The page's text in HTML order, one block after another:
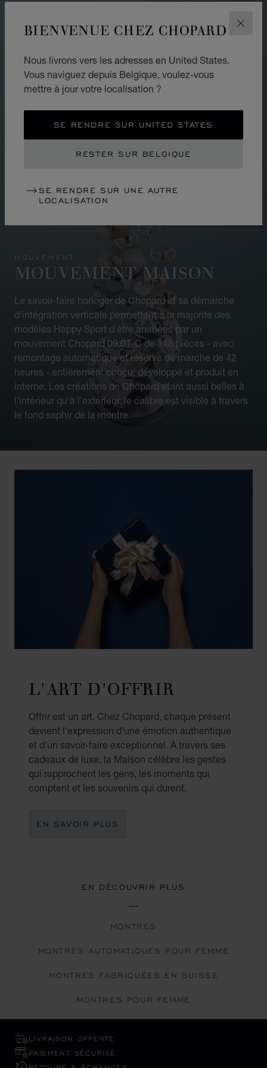
BIENVENUE CHEZ CHOPARD
Nous livrons vers les adresses en United States.
Vous naviguez depuis Belgique, voulez-vous
mettre à jour votre localisation ?
SE RENDRE SUR UNITED STATES
RESTER SUR BELGIQUE
SE RENDRE SUR UNE AUTRE
LOCALISATION
MOUVEMENT
MOUVEMENT MAISON
Le savoir-faire horloger de Chopard et sa démarche
d'intégration verticale permettent à la majorité des
modèles Happy Sport d'être animées par un
mouvement Chopard 09.01-C de 148 pièces - avec
remontage automatique et réserve de marche de 42
heures - entièrement conçu, développé et produit en
interne. Les créations de Chopard étant aussi belles à
l'intérieur qu'à l'extérieur, le calibre est visible à travers
le fond saphir de la montre.
L'ART D'OFFRIR
Offrir est un art. Chez Chopard, chaque présent
devient l'expression d'une émotion authentique
et d'un savoir-faire exceptionnel. À travers ses
cadeaux de luxe, la Maison célèbre les gestes
qui rapprochent les gens, les moments qui
comptent et les souvenirs qui durent.
EN SAVOIR PLUS
EN DÉCOUVRIR PLUS
MONTRES
MONTRES AUTOMATIQUES POUR FEMME
MONTRES FABRIQUÉES EN SUISSE
MONTRES POUR FEMME
LIVRAISON OFFERTE
PAIEMENT SÉCURISÉ